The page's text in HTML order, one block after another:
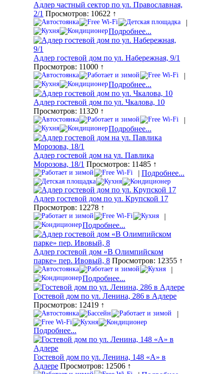
Адлер частный сектор по ул. Православная,
2/1 Просмотров: 10622 ↑
|
Подробнее...
Адлер гостевой дом по ул. Набережная, 9/1
Просмотров: 11000 ↑
|
Подробнее...
Адлер гостевой дом по ул. Чкалова, 10
Просмотров: 11320 ↑
|
Подробнее...
Адлер гостевой дом на ул. Павлика
Морозова, 18/1 Просмотров: 11485 ↑
| Подробнее...
Адлер гостевой дом по ул. Крупской 17
Просмотров: 12278 ↑
|
Подробнее...
Адлер гостевой дом «В Олимпийском
парке» пер. Ивовый, 8 Просмотров: 12355 ↑
|
Подробнее...
Гостевой дом по ул. Ленина, 286 в Адлере
Просмотров: 12419 ↑
|
Подробнее...
Гостевой дом по ул. Ленина, 148 «А» в
Адлере Просмотров: 12506 ↑